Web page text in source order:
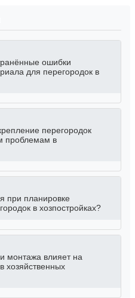
ошибки
для перегородок в
перегородок
проблемам в
при планировке
в хозпостройках?
монтажа влияет на
хозяйственных